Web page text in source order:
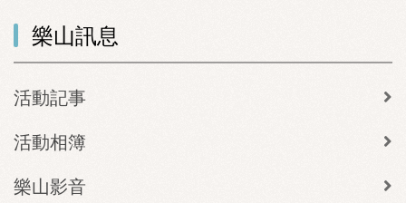
樂山訊息
活動記事
活動相簿
樂山影音